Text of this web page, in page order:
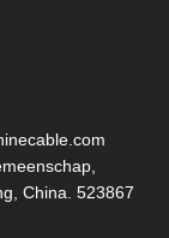
China. 523867